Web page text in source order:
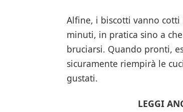
Alfine, i biscotti vanno
minuti, in pratica sino a
bruciarsi. Quando pronti,
sicuramente riempirà le
gustati.
LEGGI